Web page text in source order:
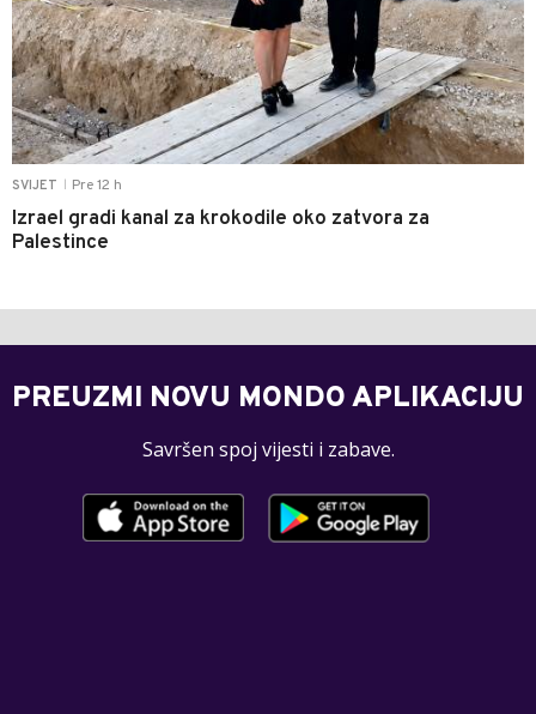
SVIJET Pre 12 h
Izrael gradi kanal za krokodile oko zatvora za
Palestince
PREUZMI NOVU MONDO APLIKACIJU
Savršen spoj vijesti i zabave.